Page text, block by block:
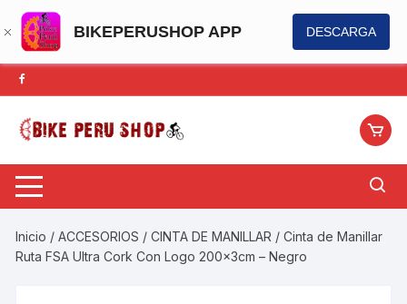
BIKEPERUSHOP APP DESCARGA
Saltar
al
contenido
Inicio /ACCESORIOS /CINTA DE MANILLAR / Cinta de Manillar
Ruta FSA Ultra Cork Con Logo 200x3cm – Negro